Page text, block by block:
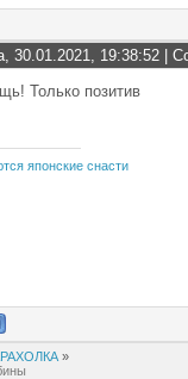
30.01.2021, 19:38:52 |
Только позитив
японские снасти
»